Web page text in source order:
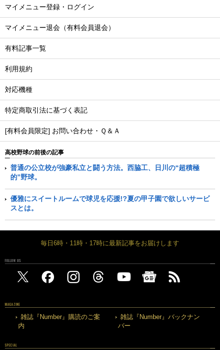
マイメニュー登録・ログイン
マイメニュー退会（有料会員退会）
有料記事一覧
利用規約
対応機種
特定商取引法に基づく表記
[有料会員限定] お問い合わせ・Ｑ＆Ａ
高校野球の前後の記事
普通の公立校が強豪私立と闘う方法。西脇工、日川の“超積極
的”野球。
優雅にスイートルームで球児を応援!?夏の甲子園で欲しいサービ
スとは。
毎日6時・11時・17時に最新記事をお届けします
FOLLOW US
MAGAZINE
雑誌『Number』購読のご案
内
雑誌『Number』バックナン
バー
SPECIAL